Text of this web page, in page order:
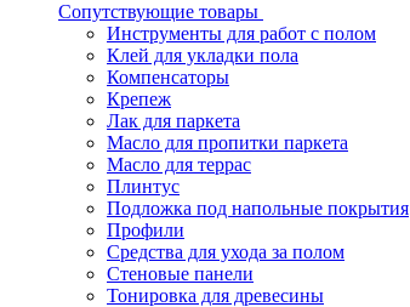
Сопутствующие товары
Инструменты для работ с полом
Клей для укладки пола
Компенсаторы
Крепеж
Лак для паркета
Масло для пропитки паркета
Масло для террас
Плинтус
Подложка под напольные покрытия
Профили
Средства для ухода за полом
Стеновые панели
Тонировка для древесины